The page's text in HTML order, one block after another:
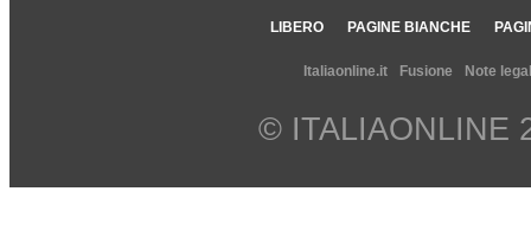
LIBERO PAGINE BIANCHE
Italiaonline.it Fusione Note
© ITALIAONLINE